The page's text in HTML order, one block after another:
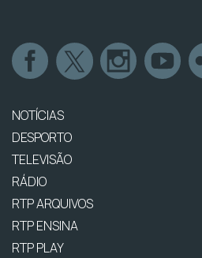
NOTÍCIAS
DESPORTO
TELEVISÃO
RÁDIO
RTP ARQUIVOS
RTP ENSINA
RTP PLAY